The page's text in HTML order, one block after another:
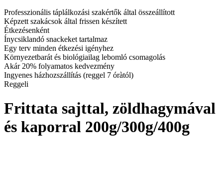
Professzionális táplálkozási szakértők által összeállított
Képzett szakácsok által frissen készített
Étkezésenként
Ínycsiklandó snackeket tartalmaz
Egy terv minden étkezési igényhez
Környezetbarát és biológiailag lebomló csomagolás
Akár 20% folyamatos kedvezmény
Ingyenes házhozszállítás (reggel 7 óràtól)
Reggeli
Frittata sajttal, zöldhagymával
és kaporral 200g/300g/400g